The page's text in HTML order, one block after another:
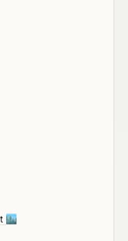
🏙️